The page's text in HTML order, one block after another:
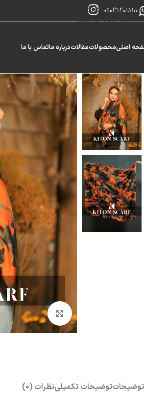
Skip to navigation
Skip to main content
09029201818
اصلیمحصولاتمقالاتدرباره ماتماس با ما
بزرگنمایی تصویر
توضیحاتتوضیحات تکمیلینظرات (0)